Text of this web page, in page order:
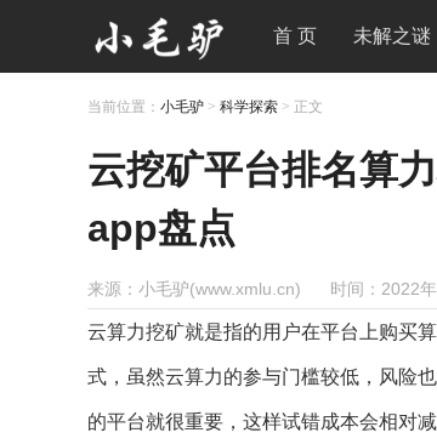
首 页 未解之谜
当前位置： 小毛驴 > 科学探索 > 正文
云挖矿平台排名算
app盘点
来源：小毛驴(www.xmlu.cn) 时间：2022
云算力挖矿就是指的用户在平台上购买
式，虽然云算力的参与门槛较低，风险
的平台就很重要，这样试错成本会相对